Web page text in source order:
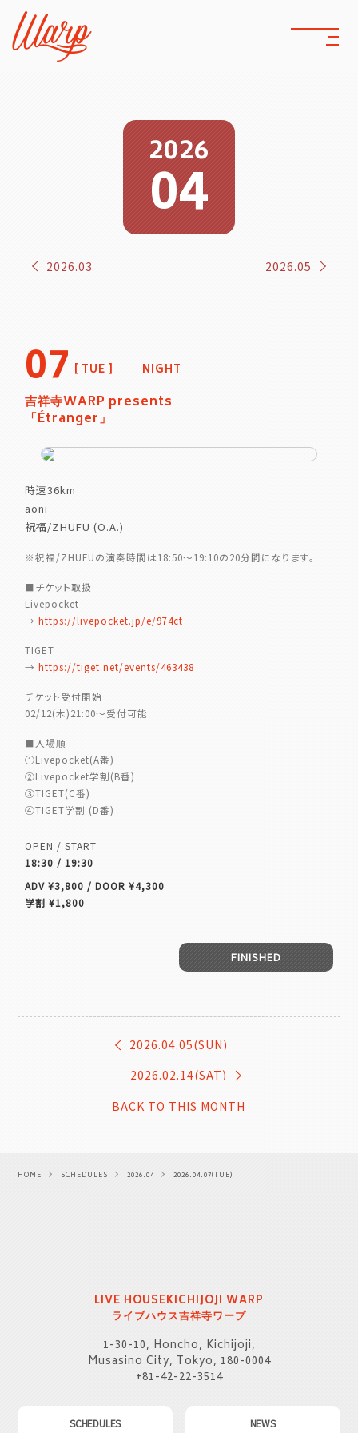
2026
04
2026.03 2026.05
07 TUE NIGHT
吉祥寺WARP presents
「Étranger」
時速36km
aoni
祝福/ZHUFU (O.A.)
※祝福/ZHUFUの演奏時間は18:50〜19:10の20分間になります。
■チケット取扱
Livepocket
→https://livepocket.jp/e/974ct
TIGET
→https://tiget.net/events/463438
チケット受付開始
02/12(木)21:00〜受付可能
■入場順
①Livepocket(A番)
②Livepocket学割(B番)
③TIGET(C番)
④TIGET学割 (D番)
OPEN / START
18:30 / 19:30
ADV ¥3,800 / DOOR ¥4,300
学割 ¥1,800
FINISHED
2026.04.05(SUN)
2026.02.14(SAT)
BACK TO THIS MONTH
HOME SCHEDULES 2026.04 2026.04.07(TUE)
LIVE HOUSEKICHIJOJI WARP
ライブハウス吉祥寺ワープ
1-30-10, Honcho, Kichijoji,
Musasino City, Tokyo, 180-0004
+81-42-22-3514
SCHEDULES NEWS